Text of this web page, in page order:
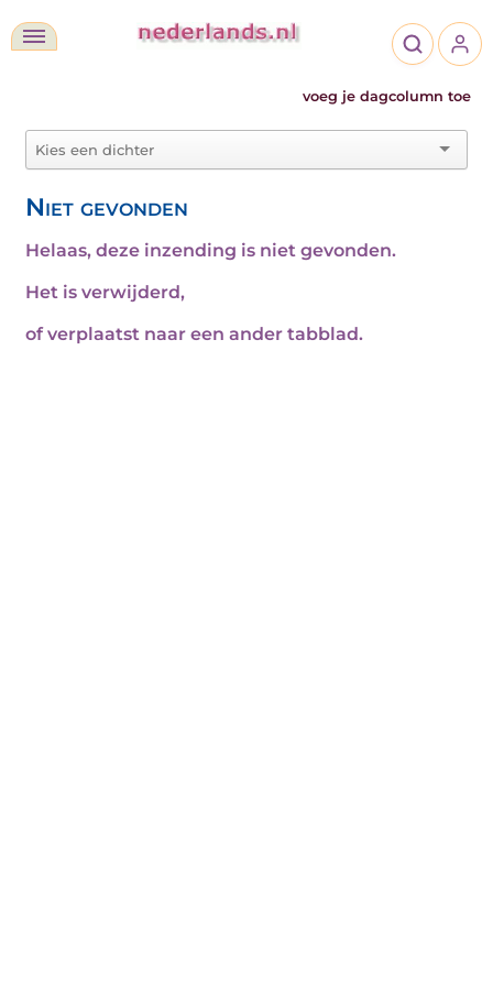
voeg je dagcolumn toe
Niet gevonden
Helaas, deze inzending is niet gevonden.
Het is verwijderd,
of verplaatst naar een ander tabblad.